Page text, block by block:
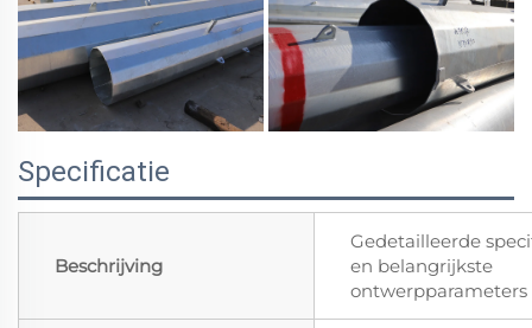
Specificatie
Beschrijving
Gedetailleerde
en belangrijkste
ontwerpparameters